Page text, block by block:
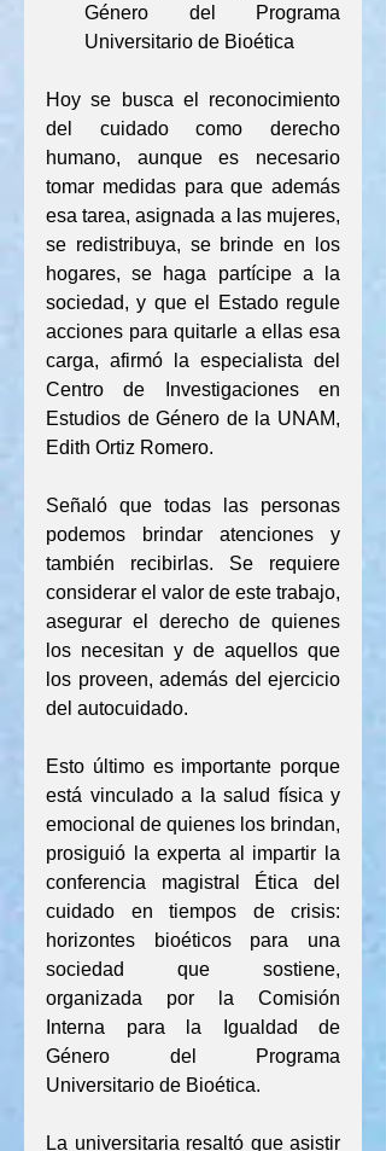
Género del Programa
Universitario de Bioética
Hoy se busca el reconocimiento
del cuidado como derecho
humano, aunque es necesario
tomar medidas para que además
esa tarea, asignada a las mujeres,
se redistribuya, se brinde en los
hogares, se haga partícipe a la
sociedad, y que el Estado regule
acciones para quitarle a ellas esa
carga, afirmó la especialista del
Centro de Investigaciones en
Estudios de Género de la UNAM,
Edith Ortiz Romero.
Señaló que todas las personas
podemos brindar atenciones y
también recibirlas. Se requiere
considerar el valor de este trabajo,
asegurar el derecho de quienes
los necesitan y de aquellos que
los proveen, además del ejercicio
del autocuidado.
Esto último es importante porque
está vinculado a la salud física y
emocional de quienes los brindan,
prosiguió la experta al impartir la
conferencia magistral Ética del
cuidado en tiempos de crisis:
horizontes bioéticos para una
sociedad que sostiene,
organizada por la Comisión
Interna para la Igualdad de
Género del Programa
Universitario de Bioética.
La universitaria resaltó que asistir